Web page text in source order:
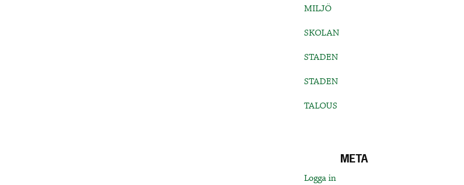
MILJÖ
SKOLAN
STADEN
STADEN
TALOUS
META
Logga in